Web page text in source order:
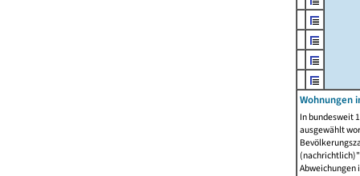
Wohnungen
In bundesweit
ausgewählt
Abweichungen